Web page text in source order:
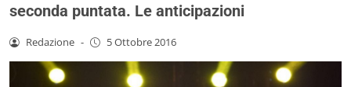
seconda puntata. Le anticipazioni
Redazione - 5 Ottobre 2016